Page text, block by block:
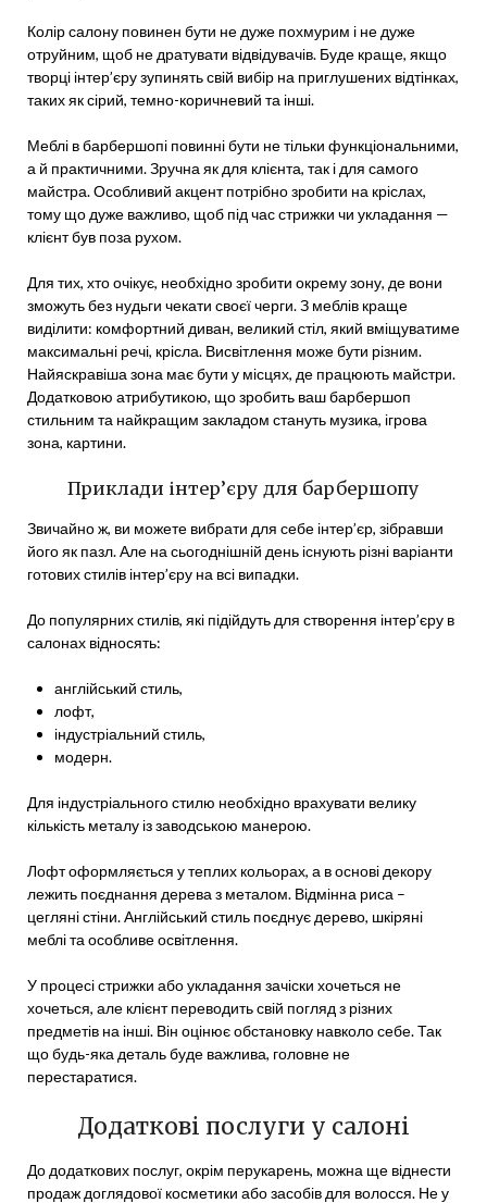
Колір салону повинен бути не дуже похмурим і не дуже
отруйним, щоб не дратувати відвідувачів. Буде краще, якщо
творці інтер’єру зупинять свій вибір на приглушених відтінках,
таких як сірий, темно-коричневий та інші.
Меблі в барбершопі повинні бути не тільки функціональними,
а й практичними. Зручна як для клієнта, так і для самого
майстра. Особливий акцент потрібно зробити на кріслах,
тому що дуже важливо, щоб під час стрижки чи укладання —
клієнт був поза рухом.
Для тих, хто очікує, необхідно зробити окрему зону, де вони
зможуть без нудьги чекати своєї черги. З меблів краще
виділити: комфортний диван, великий стіл, який вміщуватиме
максимальні речі, крісла. Висвітлення може бути різним.
Найяскравіша зона має бути у місцях, де працюють майстри.
Додатковою атрибутикою, що зробить ваш барбершоп
стильним та найкращим закладом стануть музика, ігрова
зона, картини.
Приклади інтер’єру для барбершопу
Звичайно ж, ви можете вибрати для себе інтер’єр, зібравши
його як пазл. Але на сьогоднішній день існують різні варіанти
готових стилів інтер’єру на всі випадки.
До популярних стилів, які підійдуть для створення інтер’єру в
салонах відносять:
англійський стиль,
лофт,
індустріальний стиль,
модерн.
Для індустріального стилю необхідно врахувати велику
кількість металу із заводською манерою.
Лофт оформляється у теплих кольорах, а в основі декору
лежить поєднання дерева з металом. Відмінна риса –
цегляні стіни. Англійський стиль поєднує дерево, шкіряні
меблі та особливе освітлення.
У процесі стрижки або укладання зачіски хочеться не
хочеться, але клієнт переводить свій погляд з різних
предметів на інші. Він оцінює обстановку навколо себе. Так
що будь-яка деталь буде важлива, головне не
перестаратися.
Додаткові послуги у салоні
До додаткових послуг, окрім перукарень, можна ще віднести
продаж доглядової косметики або засобів для волосся. Не у